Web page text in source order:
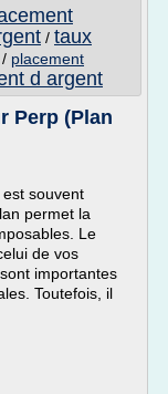
/ taux
/ placement
d argent
Perp (Plan
souvent
permet la
Le
de vos
importantes
Toutefois, il